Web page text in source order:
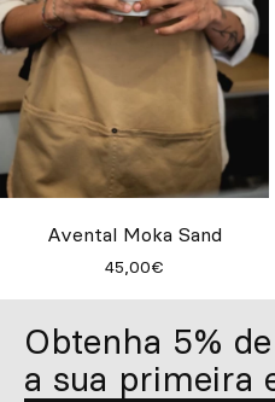
Avental Moka Sand
45,00€
Obtenha 5%
a sua primeira